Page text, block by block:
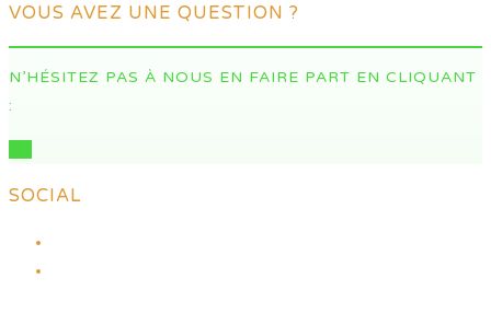
VOUS AVEZ UNE QUESTION ?
N’HÉSITEZ PAS À NOUS EN FAIRE PART EN CLIQUANT
:
SOCIAL